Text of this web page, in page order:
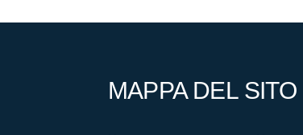
MAPPA DEL SITO